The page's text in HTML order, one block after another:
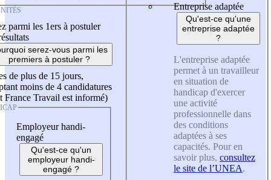
parmi les 1ers à postuler
serez-vous parmi les
premiers à postuler ?
de plus de 15 jours,
moins de 4 candidatures
France Travail est informé)
Employeur handi-
engagé
Qu'est-ce qu'un
employeur handi-
engagé ?
Entreprise adaptée
Qu'est-ce qu'une
entreprise adaptée
?
L'entreprise adaptée
permet à un travailleur
en situation de
handicap d'exercer
une activité
professionnelle dans
des conditions
adaptées à ses
capacités. Pour en
savoir plus, consultez
le site de l’UNEA.